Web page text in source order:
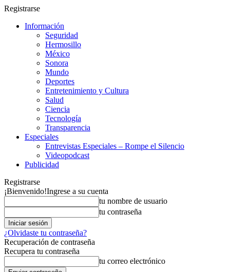
Registrarse
Información
Seguridad
Hermosillo
México
Sonora
Mundo
Deportes
Entretenimiento y Cultura
Salud
Ciencia
Tecnología
Transparencia
Especiales
Entrevistas Especiales – Rompe el Silencio
Videopodcast
Publicidad
Registrarse
¡Bienvenido!Ingrese a su cuenta
tu nombre de usuario
tu contraseña
¿Olvidaste tu contraseña?
Recuperación de contraseña
Recupera tu contraseña
tu correo electrónico